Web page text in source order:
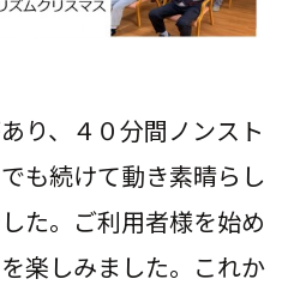
り、４０分間ノンスト
も続けて動き素晴らし
た。ご利用者様を始め
楽しみました。これか